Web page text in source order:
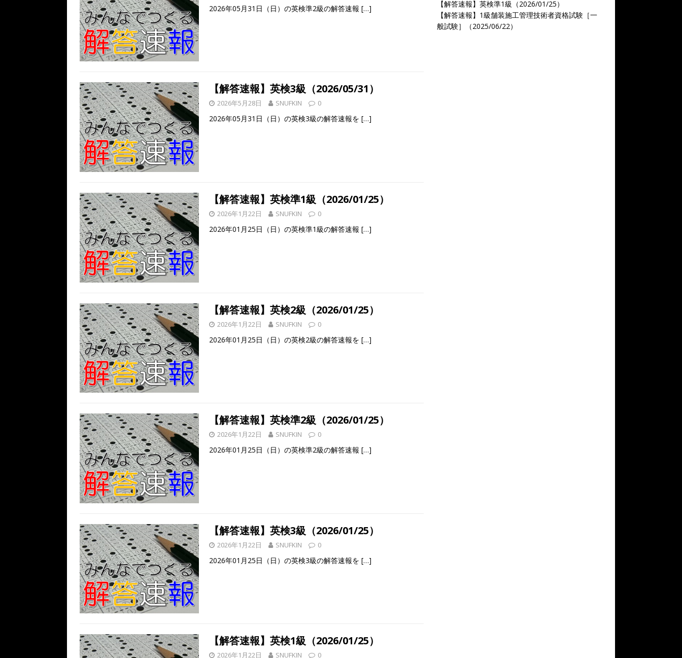
2026年05月31日（日）の英検準2級の解答速報 […]
【解答速報】英検3級（2026/05/31）
2026年5月28日 SNUFKIN 0
2026年05月31日（日）の英検3級の解答速報を […]
【解答速報】英検準1級（2026/01/25）
2026年1月22日 SNUFKIN 0
2026年01月25日（日）の英検準1級の解答速報 […]
【解答速報】英検2級（2026/01/25）
2026年1月22日 SNUFKIN 0
2026年01月25日（日）の英検2級の解答速報を […]
【解答速報】英検準2級（2026/01/25）
2026年1月22日 SNUFKIN 0
2026年01月25日（日）の英検準2級の解答速報 […]
【解答速報】英検3級（2026/01/25）
2026年1月22日 SNUFKIN 0
2026年01月25日（日）の英検3級の解答速報を […]
【解答速報】英検1級（2026/01/25）
2026年1月22日 SNUFKIN 0
【解答速報】英検準1級（2026/01/25）
【解答速報】1級舗装施工管理技術者資格試験［一
般試験］（2025/06/22）